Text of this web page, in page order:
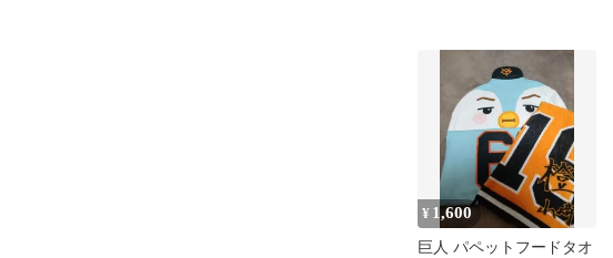
¥ 1,600
巨人 パペットフードタオ